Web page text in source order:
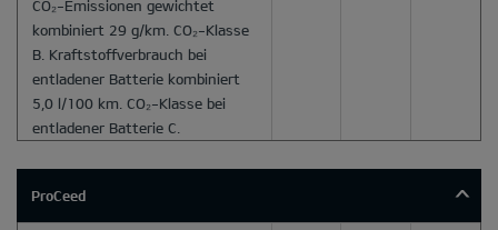
CO₂-Emissionen gewichtet
kombiniert 29 g/km. CO₂-Klasse
B. Kraftstoffverbrauch bei
entladener Batterie kombiniert
5,0 l/100 km. CO₂-Klasse bei
entladener Batterie C.
ProCeed